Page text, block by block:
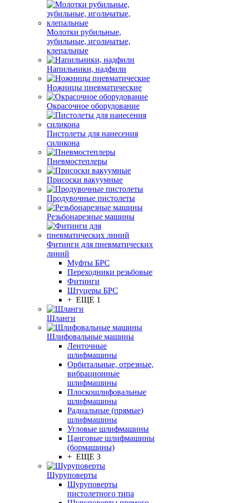
Молотки рубильные,
зубильные, игольчатые,
клепальные
Напильники, надфили
Ножницы пневматические
Окрасочное оборудование
Пистолеты для нанесения
силикона
Пневмостеплеры
Присоски вакуумные
Продувочные пистолеты
Резьбонарезные машины
Фитинги для пневматических
линий
Муфты БРС
Переходники резьбовые
Фитинги
Штуцеры БРС
+ ЕЩЕ 1
Шланги
Шлифовальные машины
Ленточные
шлифмашины
Орбитальные, отрезные,
вибрационные
шлифмашины
Плоскошлифовальные
шлифмашины
Радиальные (прямые)
шлифмашины
Угловые шлифмашины
Цанговые шлифмашины
(бормашины)
+ ЕЩЕ 3
Шуруповерты
Шуруповерты
пистолетного типа